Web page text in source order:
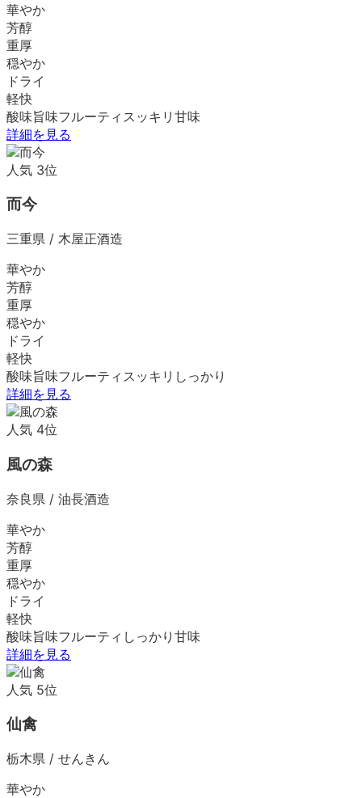
華やか
芳醇
重厚
穏やか
ドライ
軽快
酸味旨味フルーティ スッキリ 甘味
詳細を見る
人気 3位
而今
三重県 / 木屋正酒造
華やか
芳醇
重厚
穏やか
ドライ
軽快
酸味旨味フルーティ スッキリ しっかり
詳細を見る
人気 4位
風の森
奈良県 / 油長酒造
華やか
芳醇
重厚
穏やか
ドライ
軽快
酸味旨味フルーティ しっかり 甘味
詳細を見る
人気 5位
仙禽
栃木県 / せんきん
華やか